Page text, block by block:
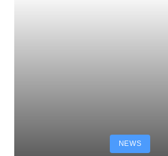
NEWS